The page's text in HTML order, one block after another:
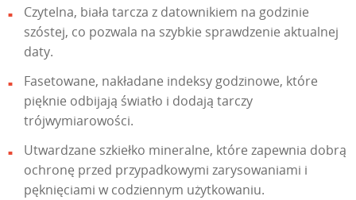
Czytelna, biała tarcza z datownikiem na godzinie
szóstej, co pozwala na szybkie sprawdzenie aktualnej
daty.
Fasetowane, nakładane indeksy godzinowe, które
pięknie odbijają światło i dodają tarczy
trójwymiarowości.
Utwardzane szkiełko mineralne, które zapewnia dobrą
ochronę przed przypadkowymi zarysowaniami i
pęknięciami w codziennym użytkowaniu.